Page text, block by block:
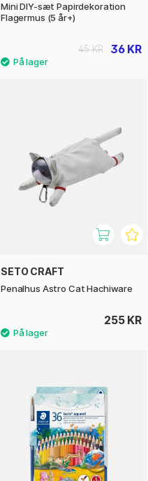
Mini DIY-sæt Papirdekoration
Flagermus (5 år+)
36 KR
45 KR
SETO CRAFT
Penalhus Astro Cat Hachiware
255 KR